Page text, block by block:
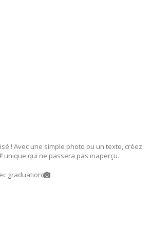
! Avec une simple photo ou un texte, créez
unique qui ne passera pas inaperçu.
graduation)